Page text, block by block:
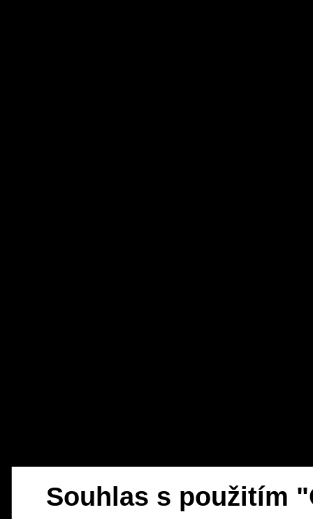
Souhlas s použitím